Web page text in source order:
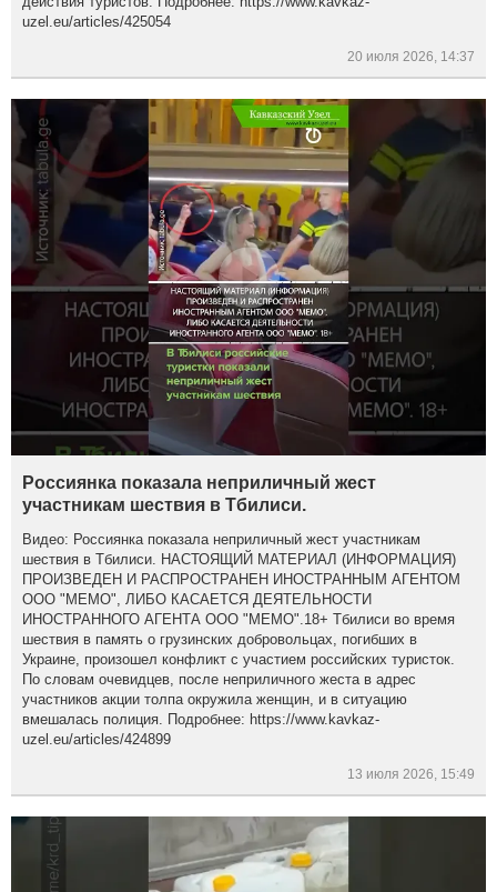
uzel.eu/articles/425054
20 июля 2026, 14:37
Россиянка показала неприличный жест
участникам шествия в Тбилиси.
Видео: Россиянка показала неприличный жест участникам
шествия в Тбилиси. НАСТОЯЩИЙ МАТЕРИАЛ (ИНФОРМАЦИЯ)
ПРОИЗВЕДЕН И РАСПРОСТРАНЕН ИНОСТРАННЫМ АГЕНТОМ
ООО "МЕМО", ЛИБО КАСАЕТСЯ ДЕЯТЕЛЬНОСТИ
ИНОСТРАННОГО АГЕНТА ООО "МЕМО".18+ Тбилиси во время
шествия в память о грузинских добровольцах, погибших в
Украине, произошел конфликт с участием российских туристок.
По словам очевидцев, после неприличного жеста в адрес
участников акции толпа окружила женщин, и в ситуацию
вмешалась полиция. Подробнее: https://www.kavkaz-
uzel.eu/articles/424899
13 июля 2026, 15:49